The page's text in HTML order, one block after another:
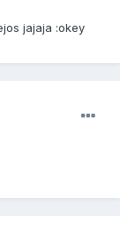
jajaja :okey